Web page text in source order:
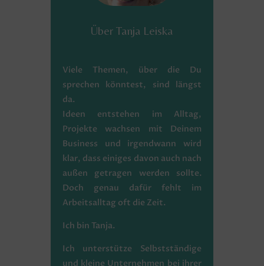
Über Tanja Leiska
Viele Themen, über die Du
sprechen könntest, sind längst
da.
Ideen entstehen im Alltag,
Projekte wachsen mit Deinem
Business und irgendwann wird
klar, dass einiges davon auch nach
außen getragen werden sollte.
Doch genau dafür fehlt im
Arbeitsalltag oft die Zeit.
Ich bin Tanja.
Ich unterstütze Selbstständige
und kleine Unternehmen bei ihrer